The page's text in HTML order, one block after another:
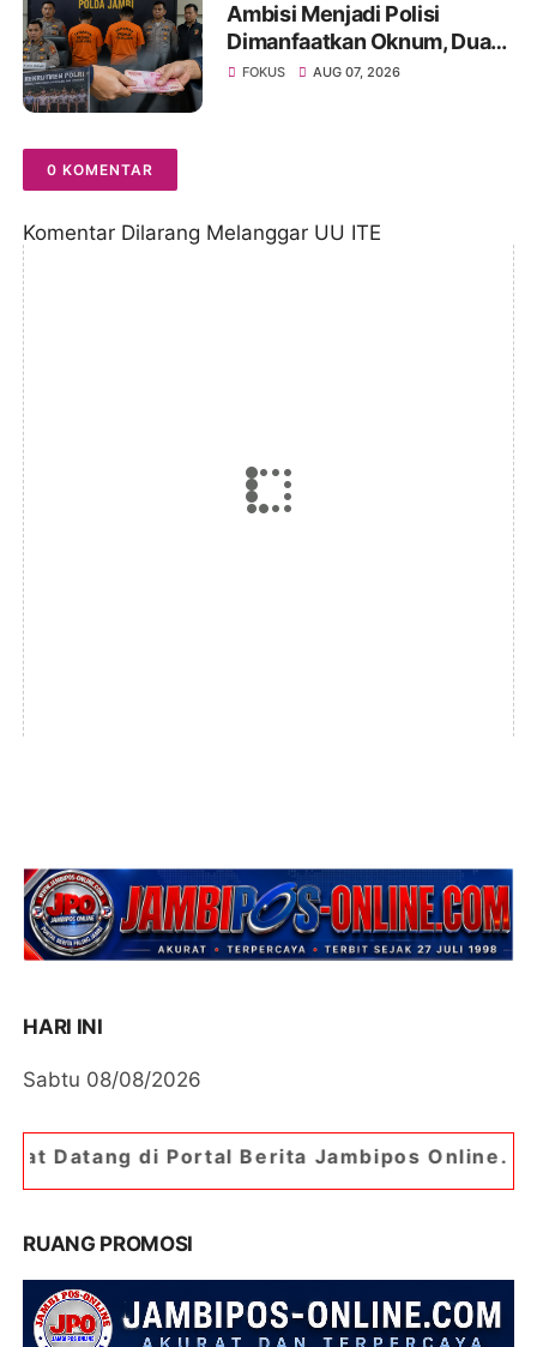
Ambisi Menjadi Polisi
Dimanfaatkan Oknum, Dua
Anggota Polda Jambi Diduga
FOKUS AUG 07, 2026
0 KOMENTAR
Komentar Dilarang Melanggar UU ITE
HARI INI
Sabtu 08/08/2026
Portal Berita Jambipos Online. Portal Berita
RUANG PROMOSI